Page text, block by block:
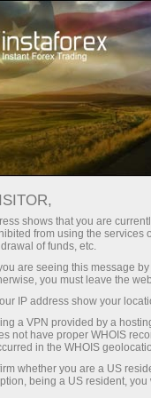
Mengenai
Sejak 2007, kami
perdagangan
InstaForex menjadi
berpengalaman —
klik kepada aset
shows that you are
from using the services
of funds, etc.
are seeing this message
you must leave the
IP address show your
a VPN provided by a
not have proper WHOIS
in the WHOIS
whether you are a US
being a US resident,